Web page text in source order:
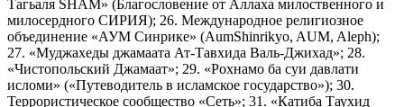
Тагьаля SHAM» (Благословение от Аллаха милоственного и
милосердного СИРИЯ); 26. Международное религиозное
объединение «АУМ Синрике» (AumShinrikyo, AUM, Aleph);
27. «Муджахеды джамаата Ат-Тавхида Валь-Джихад»; 28.
«Чистопольский Джамаат»; 29. «Рохнамо ба суи давлати
исломи» («Путеводитель в исламское государство»); 30.
Террористическое сообщество «Сеть»; 31. «Катиба Таухид